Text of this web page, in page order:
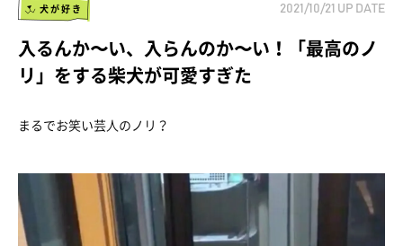
犬が好き 2021/10/21 UP DATE
入るんか〜い、入らんのか〜い！「最高のノ
リ」をする柴犬が可愛すぎた
まるでお笑い芸人のノリ？